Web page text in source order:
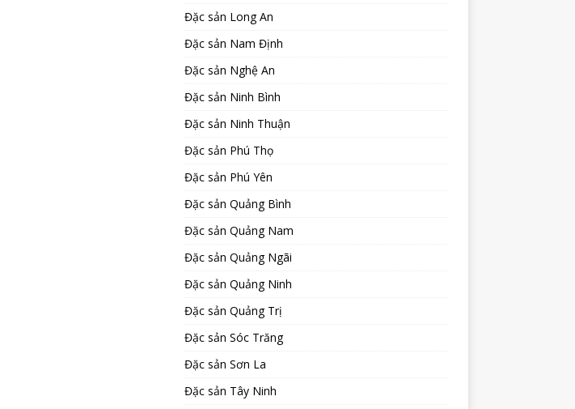
Đặc sản Long An
Đặc sản Nam Định
Đặc sản Nghệ An
Đặc sản Ninh Bình
Đặc sản Ninh Thuận
Đặc sản Phú Thọ
Đặc sản Phú Yên
Đặc sản Quảng Bình
Đặc sản Quảng Nam
Đặc sản Quảng Ngãi
Đặc sản Quảng Ninh
Đặc sản Quảng Trị
Đặc sản Sóc Trăng
Đặc sản Sơn La
Đặc sản Tây Ninh